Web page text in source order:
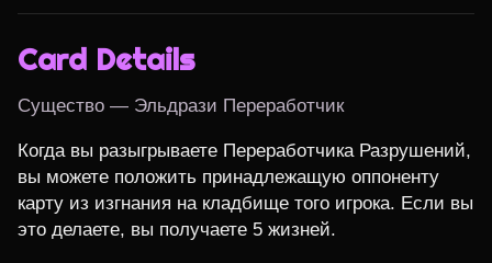
Card Details
Существо — Эльдрази Переработчик
Когда вы разыгрываете Переработчика Разрушений,
вы можете положить принадлежащую оппоненту
карту из изгнания на кладбище того игрока. Если вы
это делаете, вы получаете 5 жизней.